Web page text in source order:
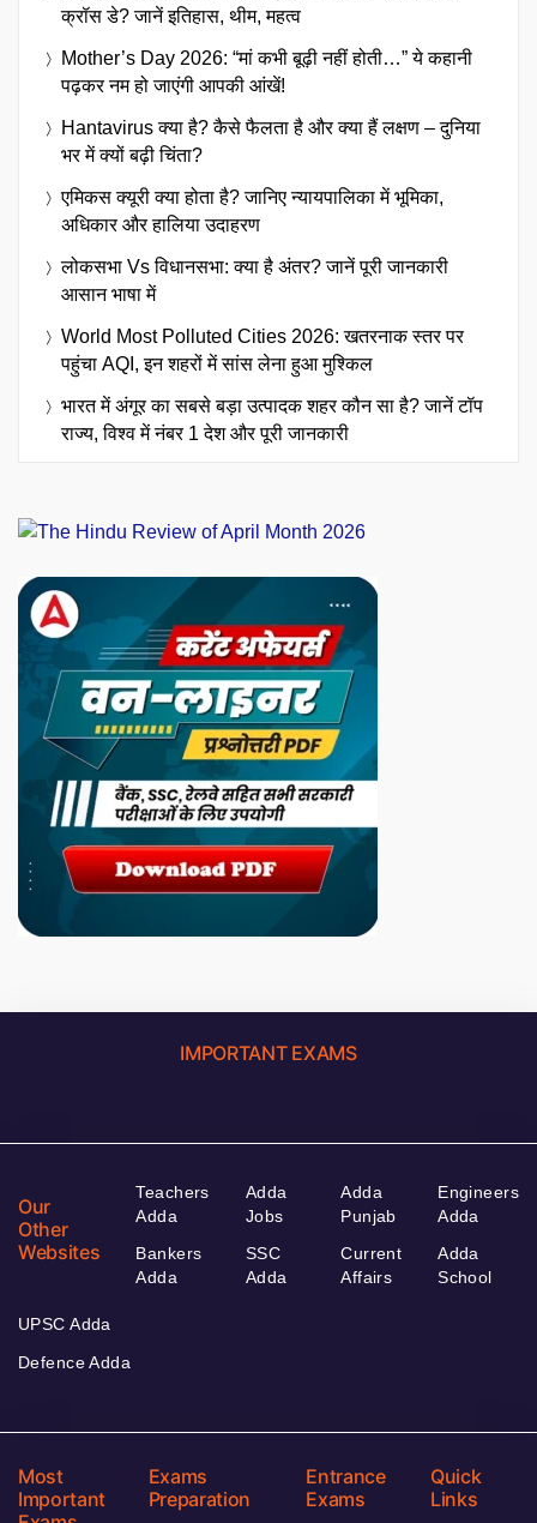
क्रॉस डे? जानें इतिहास, थीम, महत्व
Mother’s Day 2026: “मां कभी बूढ़ी नहीं होती…” ये कहानी
पढ़कर नम हो जाएंगी आपकी आंखें!
Hantavirus क्या है? कैसे फैलता है और क्या हैं लक्षण – दुनिया
भर में क्यों बढ़ी चिंता?
एमिकस क्यूरी क्या होता है? जानिए न्यायपालिका में भूमिका,
अधिकार और हालिया उदाहरण
लोकसभा Vs विधानसभा: क्या है अंतर? जानें पूरी जानकारी
आसान भाषा में
World Most Polluted Cities 2026: खतरनाक स्तर पर
पहुंचा AQI, इन शहरों में सांस लेना हुआ मुश्किल
भारत में अंगूर का सबसे बड़ा उत्पादक शहर कौन सा है? जानें टॉप
राज्य, विश्व में नंबर 1 देश और पूरी जानकारी
IMPORTANT EXAMS
Our
Other
Websites
Teachers
Adda
Bankers
Adda
Adda
Jobs
SSC
Adda
Adda
Punjab
Current
Affairs
Engineers
Adda
Adda
School
UPSC Adda
Defence Adda
Most
Important
Exams
Preparation
Entrance
Exams
Quick
Links